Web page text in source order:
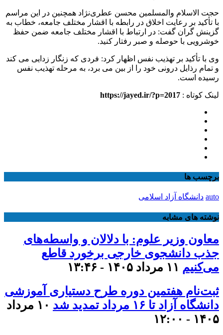
حجت الاسلام والمسلمین محسن عطری‌نژاد همچنین در این مراسم
با تأکید بر رعایت اخلاق در رابطه با اقشار مختلف جامعه، خطاب به
گزینش گران گفت: در ارتباط با اقشار مختلف جامعه ضمن حفظ
خوشرویی با حوصله و صبر رفتار کنید.
وی با تأکید بر تهذیب نفس اظهار کرد: فردی که زنگار زدایی می کند
و تمام رذایل درونی خود را از بین می برد، به مرحله تهذیب نفس
رسیده است.
لینک کوتاه : https://jayed.ir/?p=2017
برچسب ها
auto دانشگاه آزاد اسلامی
نوشته های مشابه
معاون وزیر علوم: با دلالان و واسطه‌های
جذب دانشجوی خارجی برخورد قاطع
می‌کنیم ۱۱ مرداد ۱۴۰۵ - ۱۳:۴۶
ثبت‌نام هفتمین دوره طرح دستیاری آموزشی
دانشگاه آزاد تا ۱۶ مرداد تمدید شد
۱۰ مرداد
۱۴۰۵ - ۱۲:۰۰